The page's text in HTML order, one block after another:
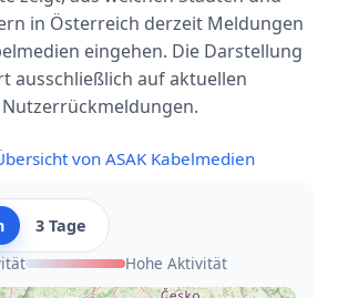
in Österreich derzeit Meldungen
eingehen. Die Darstellung
ausschließlich auf aktuellen
Nutzerrückmeldungen.
von ASAK Kabelmedien
3 Tage
Hohe Aktivität